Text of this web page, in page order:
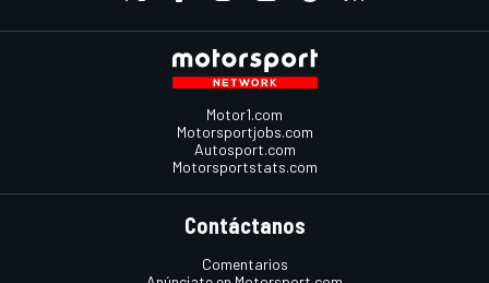
Motor1.com
Motorsportjobs.com
Autosport.com
Motorsportstats.com
Contáctanos
Comentarios